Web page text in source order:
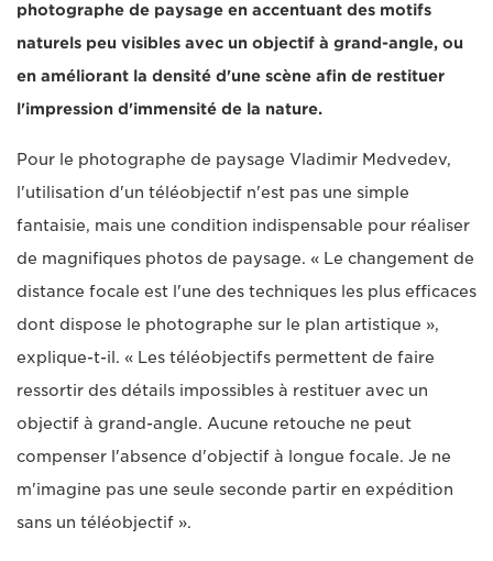
photographe de paysage en accentuant des motifs
naturels peu visibles avec un objectif à grand-angle, ou
en améliorant la densité d'une scène afin de restituer
l'impression d'immensité de la nature.
Pour le photographe de paysage Vladimir Medvedev,
l'utilisation d'un téléobjectif n'est pas une simple
fantaisie, mais une condition indispensable pour réaliser
de magnifiques photos de paysage. « Le changement de
distance focale est l'une des techniques les plus efficaces
dont dispose le photographe sur le plan artistique »,
explique-t-il. « Les téléobjectifs permettent de faire
ressortir des détails impossibles à restituer avec un
objectif à grand-angle. Aucune retouche ne peut
compenser l'absence d'objectif à longue focale. Je ne
m'imagine pas une seule seconde partir en expédition
sans un téléobjectif ».